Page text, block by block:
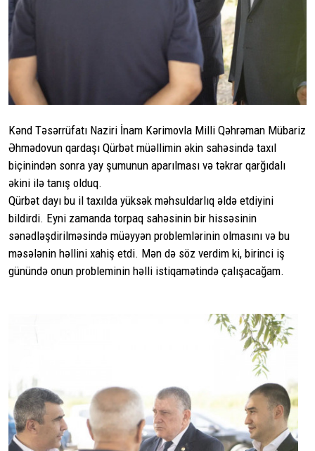
Kənd Təsərrüfatı Naziri İnam Kərimovla Milli Qəhrəman Mübariz
Əhmədovun qardaşı Qürbət müəllimin əkin sahəsində taxıl
biçinindən sonra yay şumunun aparılması və təkrar qarğıdalı
əkini ilə tanış olduq.
Qürbət dayı bu il taxılda yüksək məhsuldarlıq əldə etdiyini
bildirdi. Eyni zamanda torpaq sahəsinin bir hissəsinin
sənədləşdirilməsində müəyyən problemlərinin olmasını və bu
məsələnin həllini xahiş etdi. Mən də söz verdim ki, birinci iş
günündə onun probleminin həlli istiqamətində çalışacağam.